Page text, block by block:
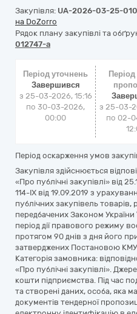
Закупівля: UA-2026-03-25-
на DoZorro
Рядок плану закупівлі та
012747-a
Період уточнень
Завершився
з 25-03-2026, 15:16
по 30-03-2026,
00:00
Період
з 25-03-
по 02-
Період оскарження умов
Закупівля здійснюється
«Про публічні закупівлі» від
114-IX від 19.09.2019 з
публічних закупівель товарів,
передбачених Законом України
період дії правового режиму
протягом 90 днів з дня його
затверджених Постановою
Категорія замовника:
«Про публічні закупівлі».
кошти підприємства. Під час
та створені даних, особа, яка
документів тендерної